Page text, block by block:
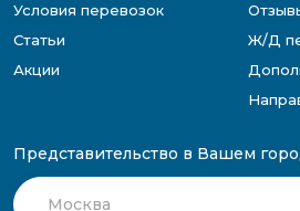
Условия перевозок
Статьи
Ж/Д
Акции
Представительство в Вашем